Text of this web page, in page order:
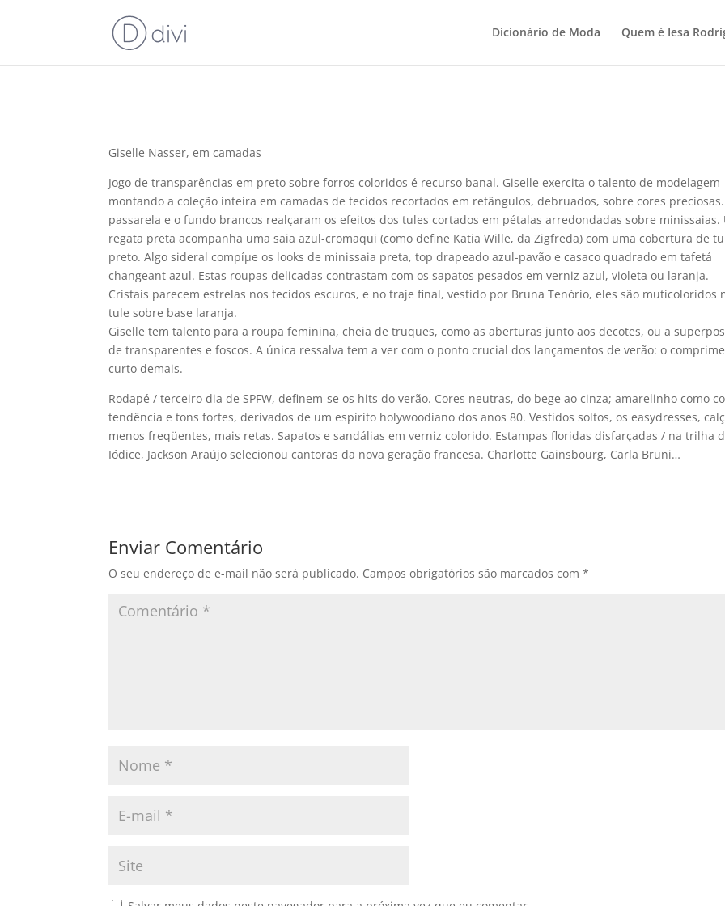
Dicionário de Moda Quem é Iesa
Giselle Nasser, em camadas
Jogo de transparências em preto sobre forros coloridos é recurso banal. Giselle exercita o talento de modelagem
montando a coleção inteira em camadas de tecidos recortados em retângulos, debruados, sobre cores
passarela e o fundo brancos realçaram os efeitos dos tules cortados em pétalas arredondadas sobre minissaias.
regata preta acompanha uma saia azul-cromaqui (como define Katia Wille, da Zigfreda) com uma cobertura de
preto. Algo sideral compíµe os looks de minissaia preta, top drapeado azul-pavão e casaco quadrado em tafetá
changeant azul. Estas roupas delicadas contrastam com os sapatos pesados em verniz azul, violeta ou laranja.
Cristais parecem estrelas nos tecidos escuros, e no traje final, vestido por Bruna Tenório, eles são muticoloridos
tule sobre base laranja.
Giselle tem talento para a roupa feminina, cheia de truques, como as aberturas junto aos decotes, ou a
de transparentes e foscos. A única ressalva tem a ver com o ponto crucial dos lançamentos de verão: o
curto demais.
Rodapé / terceiro dia de SPFW, definem-se os hits do verão. Cores neutras, do bege ao cinza; amarelinho como
tendência e tons fortes, derivados de um espí­rito holywoodiano dos anos 80. Vestidos soltos, os easydresses,
menos freqüentes, mais retas. Sapatos e sandálias em verniz colorido. Estampas floridas disfarçadas / na trilha
Iódice, Jackson Araújo selecionou cantoras da nova geração francesa. Charlotte Gainsbourg, Carla Bruni…
Enviar Comentário
O seu endereço de e-mail não será publicado. Campos obrigatórios são marcados com*